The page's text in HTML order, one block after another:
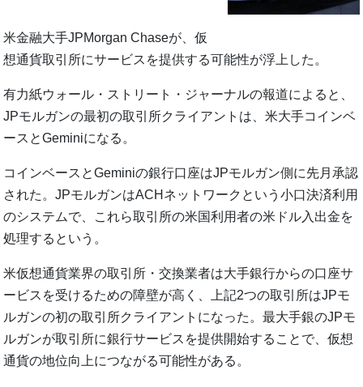
米金融大手JPMorgan Chaseが、仮
想通貨取引所にサービスを提供する可能性が浮上した。
有力紙ウォール・ストリート・ジャーナルの報道によると、
JPモルガンの最初の取引所クライアントは、米大手コインベ
ースとGeminiになる。
コインベースとGeminiの銀行口座はJPモルガン側に先月承認
された。JPモルガンはACHネットワークという小口決済利用
のシステムで、これら取引所の米国利用者の米ドル入出金を
処理するという。
米仮想通貨業界の取引所・交換業者は大手銀行からの口座サ
ービスを受けるための障壁が高く、上記2つの取引所はJPモ
ルガンの初の取引所クライアントになった。最大手銀のJPモ
ルガンが取引所に銀行サービスを提供開始することで、仮想
通貨の地位向上につながる可能性がある。